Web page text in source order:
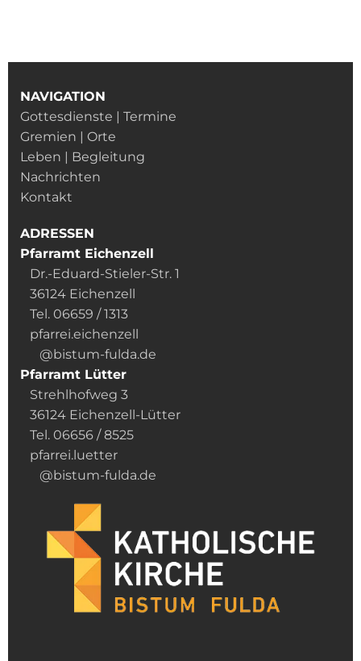
NAVIGATION
Gottesdienste | Termine
Gremien | Orte
Leben | Begleitung
Nachrichten
Kontakt
ADRESSEN
Pfarramt Eichenzell
Dr.-Eduard-Stieler-Str. 1
36124 Eichenzell
Tel. 06659 / 1313
pfarrei.eichenzell
@bistum-fulda.de
Pfarramt Lütter
Strehlhofweg 3
36124 Eichenzell-Lütter
Tel. 06656 / 8525
pfarrei.luetter
@bistum-fulda.de